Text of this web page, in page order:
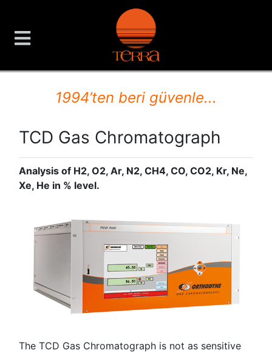
TERRA Analiz ve
1994’ten beri güvenle...
TCD Gas Chromatograph
Analysis of H2, O2, Ar, N2, CH4, CO, CO2, Kr, Ne,
Xe, He in % level.
The TCD Gas Chromatograph is not as sensitive